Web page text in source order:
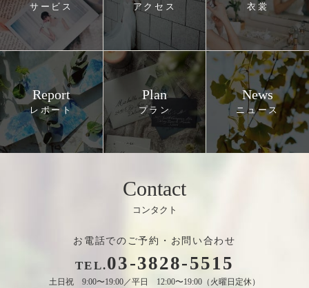
Report Plan News
Contact
お電話でのご予約・お問い合わせ
TEL.03-3828-5515
土日祝 9:00〜19:00／平日 12:00〜19:00（火曜日定休）